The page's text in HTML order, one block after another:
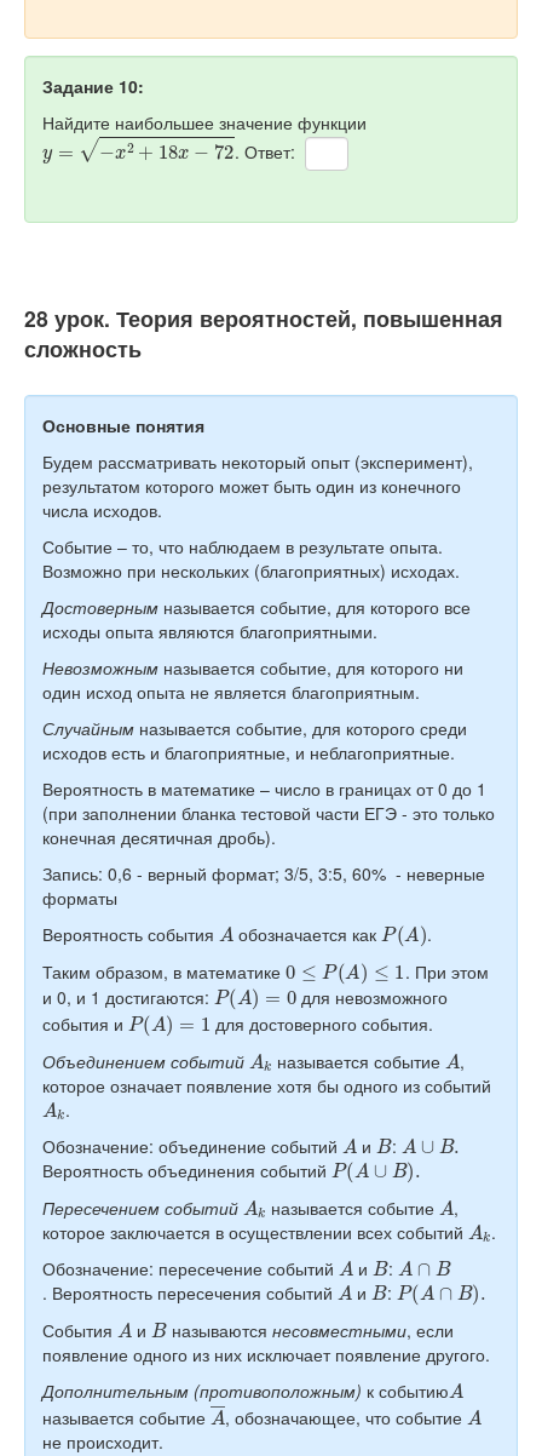
Задание 10:
Найдите наибольшее значение функции
y=−x2+18x−72 . Ответ:
28 урок. Теория вероятностей, повышенная
сложность
Основные понятия
Будем рассматривать некоторый опыт (эксперимент),
результатом которого может быть один из конечного
числа исходов.
Событие – то, что наблюдаем в результате опыта.
Возможно при нескольких (благоприятных) исходах.
Достоверным называется событие, для которого все
исходы опыта являются благоприятными.
Невозможным называется событие, для которого ни
один исход опыта не является благоприятным.
Случайным называется событие, для которого среди
исходов есть и благоприятные, и неблагоприятные.
Вероятность в математике – число в границах от 0 до 1
(при заполнении бланка тестовой части ЕГЭ - это только
конечная десятичная дробь).
Запись: 0,6 - верный формат; 3/5, 3:5, 60% - неверные
форматы
Вероятность события
A обозначается какP(A) .
Таким образом, в математике
(A ) ≤1
. При этом
и 0, и 1 достигаются: P(A)=0
для невозможного
события и P(A)=1
для достоверного события.
Объединением событий называется событие
,
которое означает появление хотя бы одного из событий
Ak.
Обозначение: объединение событий
и :
Вероятность объединения событий P(A∪B) .
Пересечением событий A называется событие A,
которое заключается в осуществлении всех событий
A .
Обозначение: пересечение событий
A и B: A B
. Вероятность пересечения событий A и B: P(A∩B ).
События A и B называютсянесовместными, если
появление одного из них исключает появление другого.
Дополнительным (противоположным) к событию A
называется событие A―
, обозначающее, что событие A
не происходит.